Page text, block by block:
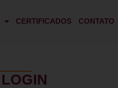
CERTIFICADOS CONTATO